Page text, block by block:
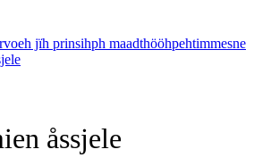
jïh prinsihph maadthööhpehtimmesne
åssjele